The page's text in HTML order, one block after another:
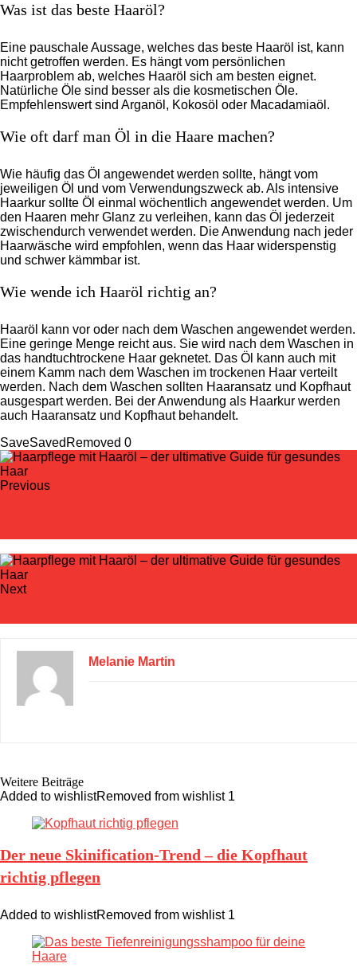
Was ist das beste Haaröl?
Eine pauschale Aussage, welches das beste Haaröl ist, kann
nicht getroffen werden. Es hängt vom persönlichen
Haarproblem ab, welches Haaröl sich am besten eignet.
Natürliche Öle sind besser als die kosmetischen Öle.
Empfehlenswert sind Arganöl, Kokosöl oder Macadamiaöl.
Wie oft darf man Öl in die Haare machen?
Wie häufig das Öl angewendet werden sollte, hängt vom
jeweiligen Öl und vom Verwendungszweck ab. Als intensive
Haarkur sollte Öl einmal wöchentlich angewendet werden. Um
den Haaren mehr Glanz zu verleihen, kann das Öl jederzeit
zwischendurch verwendet werden. Die Anwendung nach jeder
Haarwäsche wird empfohlen, wenn das Haar widerspenstig
und schwer kämmbar ist.
Wie wende ich Haaröl richtig an?
Haaröl kann vor oder nach dem Waschen angewendet werden.
Eine geringe Menge reicht aus. Sie wird nach dem Waschen in
das handtuchtrockene Haar geknetet. Das Öl kann auch mit
einem Kamm nach dem Waschen im trockenen Haar verteilt
werden. Nach dem Waschen sollten Haaransatz und Kopfhaut
ausgespart werden. Bei der Anwendung als Haarkur werden
auch Haaransatz und Kopfhaut behandelt.
SaveSaved Removed 0
Previous
Next
Melanie Martin
Weitere Beiträge
Added to wishlistRemoved from wishlist 1
Der neue Skinification-Trend – die Kopfhaut
richtig pflegen
Added to wishlistRemoved from wishlist 1